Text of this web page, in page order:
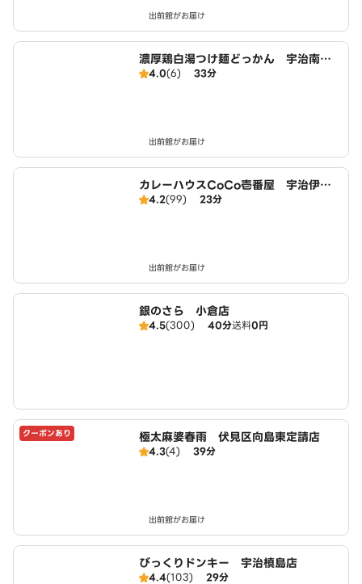
出前館がお届け
濃厚鶏白湯つけ麺どっかん 宇治南口
駅前店
4.0(6) 33分
出前館がお届け
カレーハウスCoCo壱番屋 宇治伊勢
田店（SD）
4.2(99) 23分
出前館がお届け
銀のさら 小倉店
4.5(300) 40分送料0円
クーポンあり 極太麻婆春雨 伏見区向島東定請店
4.3(4) 39分
出前館がお届け
びっくりドンキー 宇治槙島店
4.4(103) 29分